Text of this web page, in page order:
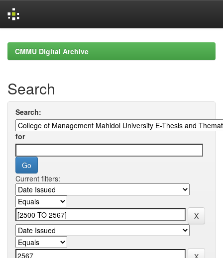
navigationCMMU Digital Archive
Search
Search:
for
Current filters: